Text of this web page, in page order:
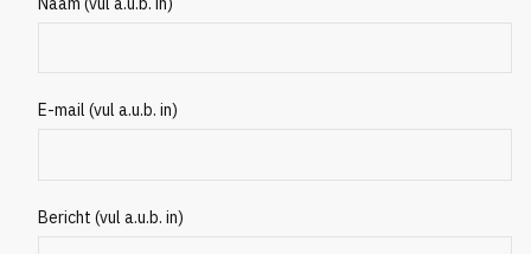
E-mail (vul a.u.b. in)
Bericht (vul a.u.b. in)